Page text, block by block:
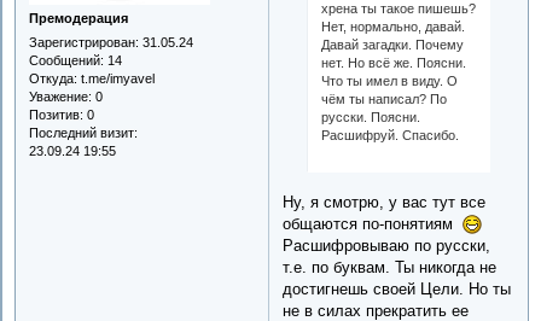
Премодерация
Зарегистрирован: 31.05.24
Сообщений: 14
Откуда: t.me/imyavel
Уважение: 0
Позитив: 0
Последний визит:
23.09.24 19:55
хрена ты такое пишешь?
Нет, нормально, давай.
Давай загадки. Почему
нет. Но всё же. Поясни.
Что ты имел в виду. О
чём ты написал? По
русски. Поясни.
Расшифруй. Спасибо.
Ну, я смотрю, у вас тут все
общаются по-понятиям
Расшифровываю по русски,
т.е. по буквам. Ты никогда не
достигнешь своей Цели. Но ты
не в силах прекратить ее